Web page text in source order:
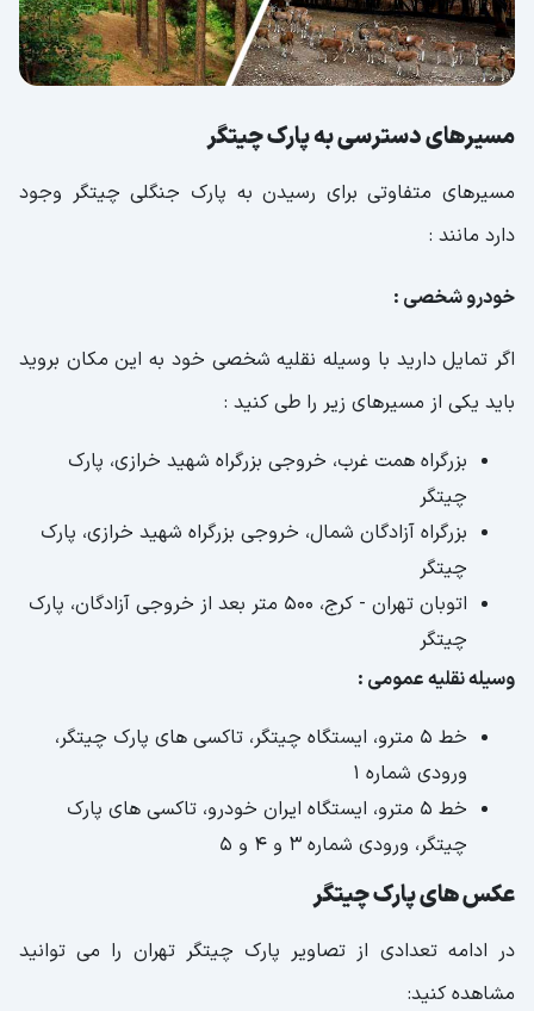
مسیرهای دسترسی به پارک چیتگر
مسیرهای متفاوتی برای رسیدن به پارک جنگلی چیتگر وجود
دارد مانند :
خودرو شخصی :
اگر تمایل دارید با وسیله نقلیه شخصی خود به این مکان بروید
باید یکی از مسیرهای زیر را طی کنید :
بزرگراه همت غرب، خروجی بزرگراه شهید خرازی، پارک
چیتگر
بزرگراه آزادگان شمال، خروجی بزرگراه شهید خرازی، پارک
چیتگر
اتوبان تهران - کرج، 500 متر بعد از خروجی آزادگان، پارک
چیتگر
وسیله نقلیه عمومی :
خط 5 مترو، ایستگاه چیتگر، تاکسی های پارک چیتگر،
ورودی شماره 1
خط 5 مترو، ایستگاه ایران خودرو، تاکسی های پارک
چیتگر، ورودی شماره 3 و 4 و 5
عکس های پارک چیتگر
در ادامه تعدادی از تصاویر پارک چیتگر تهران را می توانید
مشاهده کنید: